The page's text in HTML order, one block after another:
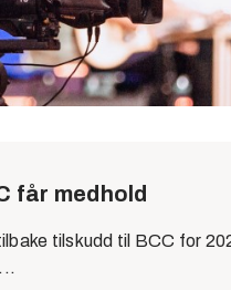
får medhold
tilskudd til BCC for